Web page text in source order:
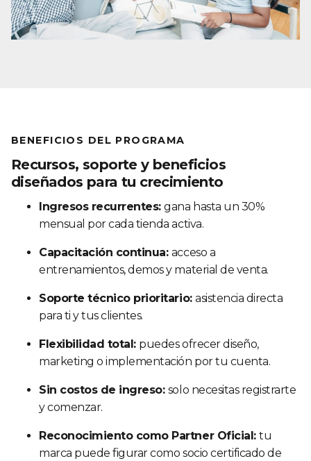
BENEFICIOS DEL PROGRAMA
Recursos, soporte y beneficios
diseñados para tu crecimiento
Ingresos recurrentes:gana hasta un 30%
mensual por cada tienda activa.
Capacitación continua: acceso a
entrenamientos, demos y material de venta.
Soporte técnico prioritario:asistencia directa
para ti y tus clientes.
Flexibilidad total: puedes ofrecer diseño,
marketing o implementación por tu cuenta.
Sin costos de ingreso: solo necesitas registrarte
y comenzar.
Reconocimiento como Partner Oficial:tu
marca puede figurar como socio certificado de